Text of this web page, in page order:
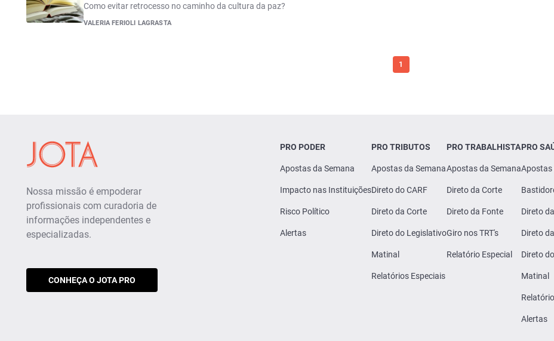
Como evitar retrocesso no caminho da cultura da paz?
VALERIA FERIOLI LAGRASTA
1
Nossa missão é empoderar
profissionais com curadoria de
informações independentes e
especializadas.
CONHEÇA O JOTA PRO
PRO PODER
Apostas da Semana
Impacto nas Instituições
Risco Político
Alertas
PRO TRIBUTOS
Apostas da Semana
Direto do CARF
Direto da Corte
Direto do Legislativo
Matinal
Relatórios Especiais
PRO TRABALHISTA
Apostas da Semana
Direto da Corte
Direto da Fonte
Giro nos TRT's
Relatório Especial
PRO
Apostas
Direto
Direto
Direto
Matinal
Alertas